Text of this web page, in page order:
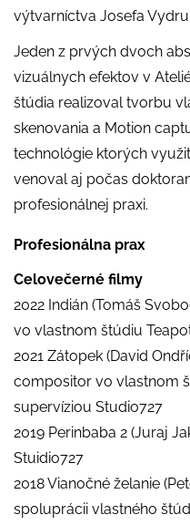
výtvarníctva Josefa
Jeden z prvých dvoch
vizuálnych efektov v
štúdia realizoval tvorbu
skenovania a Motion
technológie ktorých
venoval aj počas
profesionálnej praxi.
Profesionálna prax
Celovečerné filmy
2022 Indián (Tomáš
vo vlastnom štúdiu
2021 Zátopek (David
compositor vo vlastnom
supervíziou Studio727
2019 Perinbaba 2 (Juraj
Stuidio727
2018 Vianočné želanie
spoluprácii vlastného